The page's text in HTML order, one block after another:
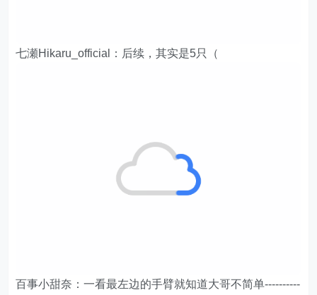
七瀬Hikaru_official：后续，其实是5只（
百事小甜奈：一看最左边的手臂就知道大哥不简单----------